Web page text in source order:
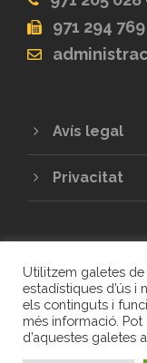
971 294 769
Avís legal
Privacitat
COPYRIGHT
DE
Utilitzem galetes de
estadístiques d’ús i
els continguts i
més informació.
d’aquestes galetes